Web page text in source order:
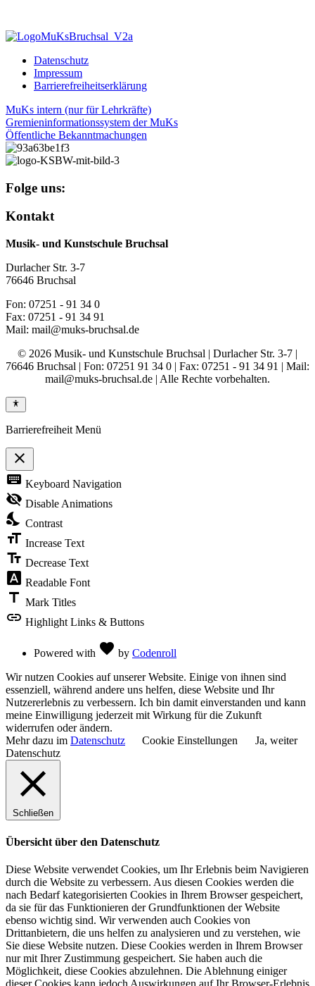
Datenschutz
Impressum
Barrierefreiheitserklärung
MuKs intern (nur für Lehrkräfte)
Gremieninformationssystem der MuKs
Öffentliche Bekanntmachungen
Folge uns:
Kontakt
Musik- und Kunstschule Bruchsal
Durlacher Str. 3-7
76646 Bruchsal
Fon: 07251 - 91 34 0
Fax: 07251 - 91 34 91
Mail: mail@muks-bruchsal.de
© 2026 Musik- und Kunstschule Bruchsal | Durlacher Str. 3-7 |
76646 Bruchsal | Fon: 07251 91 34 0 | Fax: 07251 - 91 34 91 | Mail:
mail@muks-bruchsal.de | Alle Rechte vorbehalten.
Barrierefreiheit Menü
close
Toggle
the
visibility
of
Accessibility
Toolbar
keyboard Keyboard Navigation
visibility_off Disable Animations
nights_stay Contrast
format_size Increase Text
text_fields Decrease Text
font_download Readable Font
title Mark Titles
link Highlight Links & Buttons
Powered with favorite by Codenroll
Wir nutzen Cookies auf unserer Website. Einige von ihnen sind
essenziell, während andere uns helfen, diese Website und Ihr
Nutzererlebnis zu verbessern. Ich bin damit einverstanden und kann
meine Einwilligung jederzeit mit Wirkung für die Zukunft
widerrufen oder ändern.
Mehr dazu im Datenschutz Cookie Einstellungen
Ja, weiter
Datenschutz
Schließen
Übersicht über den Datenschutz
Diese Website verwendet Cookies, um Ihr Erlebnis beim Navigieren
durch die Website zu verbessern. Aus diesen Cookies werden die
nach Bedarf kategorisierten Cookies in Ihrem Browser gespeichert,
da sie für das Funktionieren der Grundfunktionen der Website
ebenso wichtig sind. Wir verwenden auch Cookies von
Drittanbietern, die uns helfen zu analysieren und zu verstehen, wie
Sie diese Website nutzen. Diese Cookies werden in Ihrem Browser
nur mit Ihrer Zustimmung gespeichert. Sie haben auch die
Möglichkeit, diese Cookies abzulehnen. Die Ablehnung einiger
dieser Cookies kann jedoch Auswirkungen auf Ihr Browser-Erlebnis